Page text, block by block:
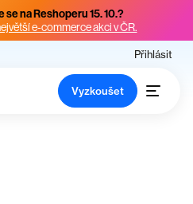
se na Reshoperu 15. 10.?
e-commerce akci v ČR.
Přihlásit
Vyzkoušet